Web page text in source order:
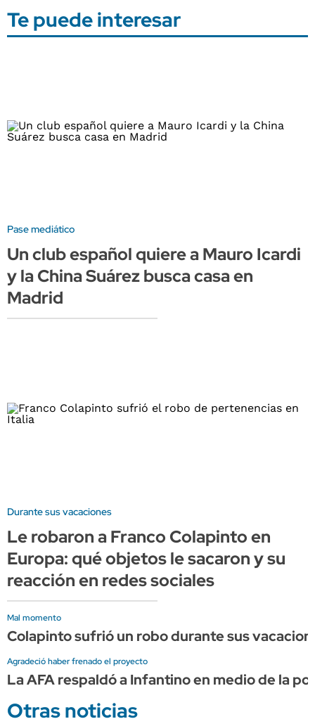
Te puede interesar
Pase mediático
Un club español quiere a Mauro Icardi
y la China Suárez busca casa en
Madrid
Durante sus vacaciones
Le robaron a Franco Colapinto en
Europa: qué objetos le sacaron y su
reacción en redes sociales
Mal momento
Colapinto sufrió un robo durante sus
Agradeció haber frenado el proyecto
La AFA respaldó a Infantino en medio de la
Otras noticias